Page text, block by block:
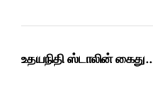
உதயநிதி ஸ்டாலின் கைது..